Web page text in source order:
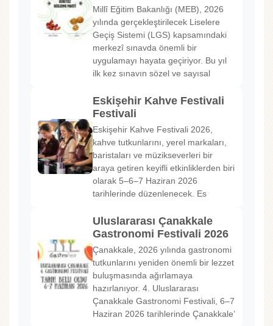
Millî Eğitim Bakanlığı (MEB), 2026
yılında gerçekleştirilecek Liselere
Geçiş Sistemi (LGS) kapsamındaki
merkezî sınavda önemli bir
uygulamayı hayata geçiriyor. Bu yıl
ilk kez sınavın sözel ve sayısal
Eskişehir Kahve Festivali
Festivali
Eskişehir Kahve Festivali 2026,
kahve tutkunlarını, yerel markaları,
baristaları ve müzikseverleri bir
araya getiren keyifli etkinliklerden biri
olarak 5–6–7 Haziran 2026
tarihlerinde düzenlenecek. Es
Uluslararası Çanakkale
Gastronomi Festivali 2026
Çanakkale, 2026 yılında gastronomi
tutkunlarını yeniden önemli bir lezzet
buluşmasında ağırlamaya
hazırlanıyor. 4. Uluslararası
Çanakkale Gastronomi Festivali, 6–7
Haziran 2026 tarihlerinde Çanakkale’